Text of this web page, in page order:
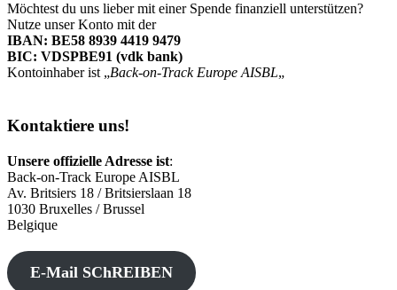
Möchtest du uns lieber mit einer Spende finanziell unterstützen?
Nutze unser Konto mit der
IBAN: BE58 8939 4419 9479
BIC: VDSPBE91 (vdk bank)
Kontoinhaber ist „Back-on-Track Europe AISBL„
Kontaktiere uns!
Unsere offizielle Adresse ist:
Back-on-Track Europe AISBL
Av. Britsiers 18 / Britsierslaan 18
1030 Bruxelles / Brussel
Belgique
E-Mail SChREIBEN